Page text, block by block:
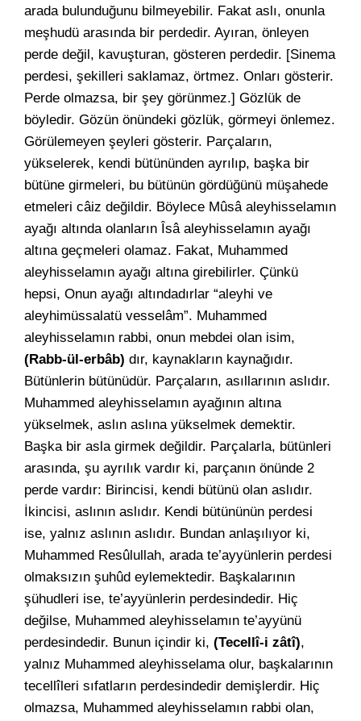
arada bulunduğunu bilmeyebilir. Fakat aslı, onunla
meşhudü arasında bir perdedir. Ayıran, önleyen
perde değil, kavuşturan, gösteren perdedir. [Sinema
perdesi, şekilleri saklamaz, örtmez. Onları gösterir.
Perde olmazsa, bir şey görünmez.] Gözlük de
böyledir. Gözün önündeki gözlük, görmeyi önlemez.
Görülemeyen şeyleri gösterir. Parçaların,
yükselerek, kendi bütününden ayrılıp, başka bir
bütüne girmeleri, bu bütünün gördüğünü müşahede
etmeleri câiz değildir. Böylece Mûsâ aleyhisselamın
ayağı altında olanların Îsâ aleyhisselamın ayağı
altına geçmeleri olamaz. Fakat, Muhammed
aleyhisselamın ayağı altına girebilirler. Çünkü
hepsi, Onun ayağı altındadırlar “aleyhi ve
aleyhimüssalatü vesselâm”. Muhammed
aleyhisselamın rabbi, onun mebdei olan isim,
(Rabb-ül-erbâb) dır, kaynakların kaynağıdır.
Bütünlerin bütünüdür. Parçaların, asıllarının aslıdır.
Muhammed aleyhisselamın ayağının altına
yükselmek, aslın aslına yükselmek demektir.
Başka bir asla girmek değildir. Parçalarla, bütünleri
arasında, şu ayrılık vardır ki, parçanın önünde 2
perde vardır: Birincisi, kendi bütünü olan aslıdır.
İkincisi, aslının aslıdır. Kendi bütününün perdesi
ise, yalnız aslının aslıdır. Bundan anlaşılıyor ki,
Muhammed Resûlullah, arada te’ayyünlerin perdesi
olmaksızın şuhûd eylemektedir. Başkalarının
şühudleri ise, te’ayyünlerin perdesindedir. Hiç
değilse, Muhammed aleyhisselamın te’ayyünü
perdesindedir. Bunun içindir ki, (Tecellî-i zâtî),
yalnız Muhammed aleyhisselama olur, başkalarının
tecellîleri sıfatların perdesindedir demişlerdir. Hiç
olmazsa, Muhammed aleyhisselamın rabbi olan,